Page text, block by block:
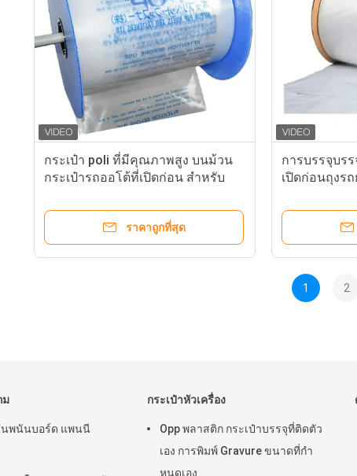
กระเป๋า poli ที่มีคุณภาพสูง บนม้วน
กระเป๋ารถออโต้ที่เปิดก่อน สําหรับ
ราคาถูกที่สุด
การบรรจุบร
เปิดก่อนถุงร
1 2
ม
นพนันบอร์ด แพนนี
กระเป๋าหัวเครื่อง
Opp พลาสติก กระเป๋าบรรจุที่ติดตัว
เอง การพิมพ์ Gravure ขนาดที่กํา
หนดเอง